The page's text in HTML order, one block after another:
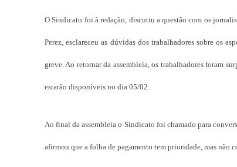
O Sindicato foi à redação, discutiu a questão com os
Perez, esclareceu as dúvidas dos trabalhadores sobre os
greve. Ao retornar da assembleia, os trabalhadores foram
estarão disponíveis no dia 05/02.
Ao final da assembleia o Sindicato foi chamado para
afirmou que a folha de pagamento tem prioridade, mas não